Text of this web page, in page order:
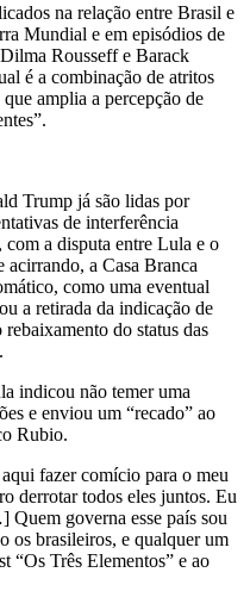
na relação entre Brasil e
Mundial e em episódios de
Rousseff e Barack
é a combinação de atritos
amplia a percepção de
Trump já são lidas por
de interferência
a disputa entre Lula e o
a Casa Branca
como uma eventual
a retirada da indicação de
do status das
indicou não temer uma
e enviou um “recado” ao
Rubio.
fazer comício para o meu
derrotar todos eles juntos. Eu
governa esse país sou
os brasileiros, e qualquer um
“Os Três Elementos” e ao